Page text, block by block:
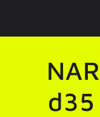
d35